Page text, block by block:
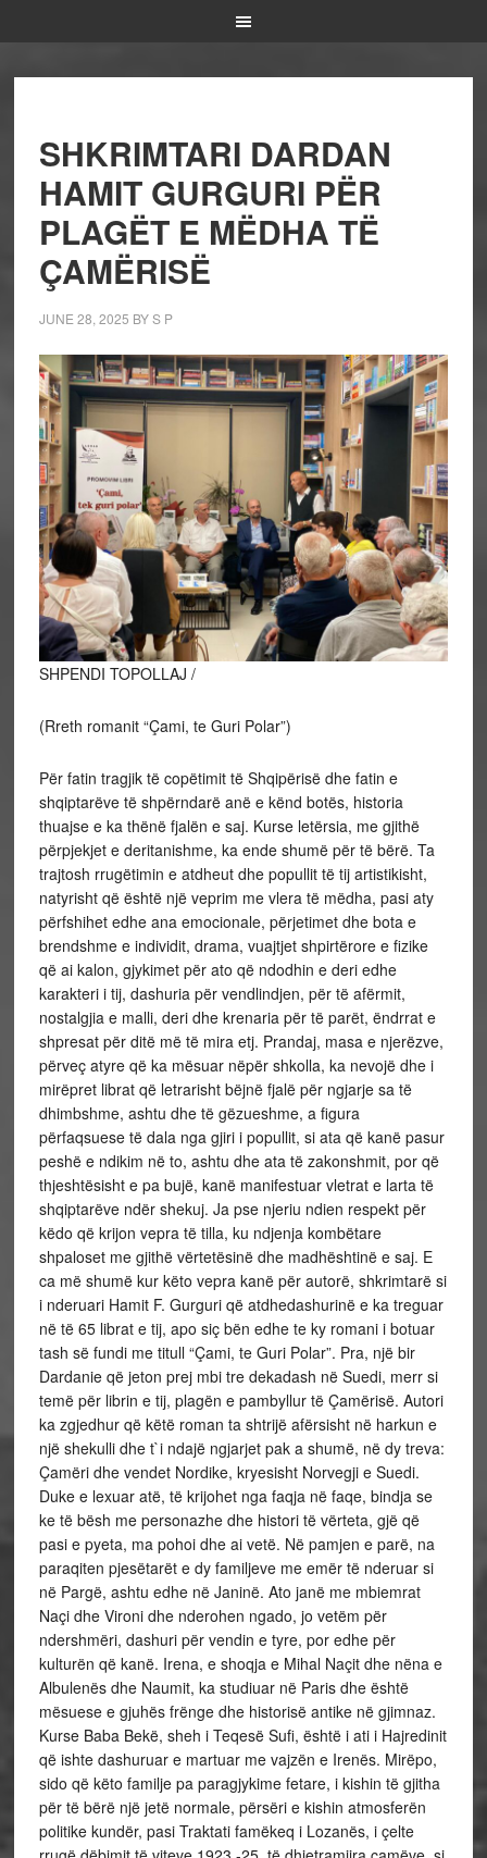
SHKRIMTARI DARDAN
HAMIT GURGURI PËR
PLAGËT E MËDHA TË
ÇAMËRISË
JUNE 28, 2025 BYS P
SHPENDI TOPOLLAJ /
(Rreth romanit “Çami, te Guri Polar”)
Për fatin tragjik të copëtimit të Shqipërisë dhe fatin e
shqiptarëve të shpërndarë anë e kënd botës, historia
thuajse e ka thënë fjalën e saj. Kurse letërsia, me gjithë
përpjekjet e deritanishme, ka ende shumë për të bërë. Ta
trajtosh rrugëtimin e atdheut dhe popullit të tij artistikisht,
natyrisht që është një veprim me vlera të mëdha, pasi aty
përfshihet edhe ana emocionale, përjetimet dhe bota e
brendshme e individit, drama, vuajtjet shpirtërore e fizike
që ai kalon, gjykimet për ato që ndodhin e deri edhe
karakteri i tij, dashuria për vendlindjen, për të afërmit,
nostalgjia e malli, deri dhe krenaria për të parët, ëndrrat e
shpresat për ditë më të mira etj. Prandaj, masa e njerëzve,
përveç atyre që ka mësuar nëpër shkolla, ka nevojë dhe i
mirëpret librat që letrarisht bëjnë fjalë për ngjarje sa të
dhimbshme, ashtu dhe të gëzueshme, a figura
përfaqsuese të dala nga gjiri i popullit, si ata që kanë pasur
peshë e ndikim në to, ashtu dhe ata të zakonshmit, por që
thjeshtësisht e pa bujë, kanë manifestuar vletrat e larta të
shqiptarëve ndër shekuj. Ja pse njeriu ndien respekt për
këdo që krijon vepra të tilla, ku ndjenja kombëtare
shpaloset me gjithë vërtetësinë dhe madhështinë e saj. E
ca më shumë kur këto vepra kanë për autorë, shkrimtarë si
i nderuari Hamit F. Gurguri që atdhedashurinë e ka treguar
në të 65 librat e tij, apo siç bën edhe te ky romani i botuar
tash së fundi me titull “Çami, te Guri Polar”. Pra, një bir
Dardanie që jeton prej mbi tre dekadash në Suedi, merr si
temë për librin e tij, plagën e pambyllur të Çamërisë. Autori
ka zgjedhur që këtë roman ta shtrijë afërsisht në harkun e
një shekulli dhe t`i ndajë ngjarjet pak a shumë, në dy treva:
Çamëri dhe vendet Nordike, kryesisht Norvegji e Suedi.
Duke e lexuar atë, të krijohet nga faqja në faqe, bindja se
ke të bësh me personazhe dhe histori të vërteta, gjë që
pasi e pyeta, ma pohoi dhe ai vetë. Në pamjen e parë, na
paraqiten pjesëtarët e dy familjeve me emër të nderuar si
në Pargë, ashtu edhe në Janinë. Ato janë me mbiemrat
Naçi dhe Vironi dhe nderohen ngado, jo vetëm për
ndershmëri, dashuri për vendin e tyre, por edhe për
kulturën që kanë. Irena, e shoqja e Mihal Naçit dhe nëna e
Albulenës dhe Naumit, ka studiuar në Paris dhe është
mësuese e gjuhës frënge dhe historisë antike në gjimnaz.
Kurse Baba Bekë, sheh i Teqesë Sufi, është i ati i Hajredinit
që ishte dashuruar e martuar me vajzën e Irenës. Mirëpo,
sido që këto familje pa paragjykime fetare, i kishin të gjitha
për të bërë një jetë normale, përsëri e kishin atmosferën
politike kundër, pasi Traktati famëkeq i Lozanës, i çelte